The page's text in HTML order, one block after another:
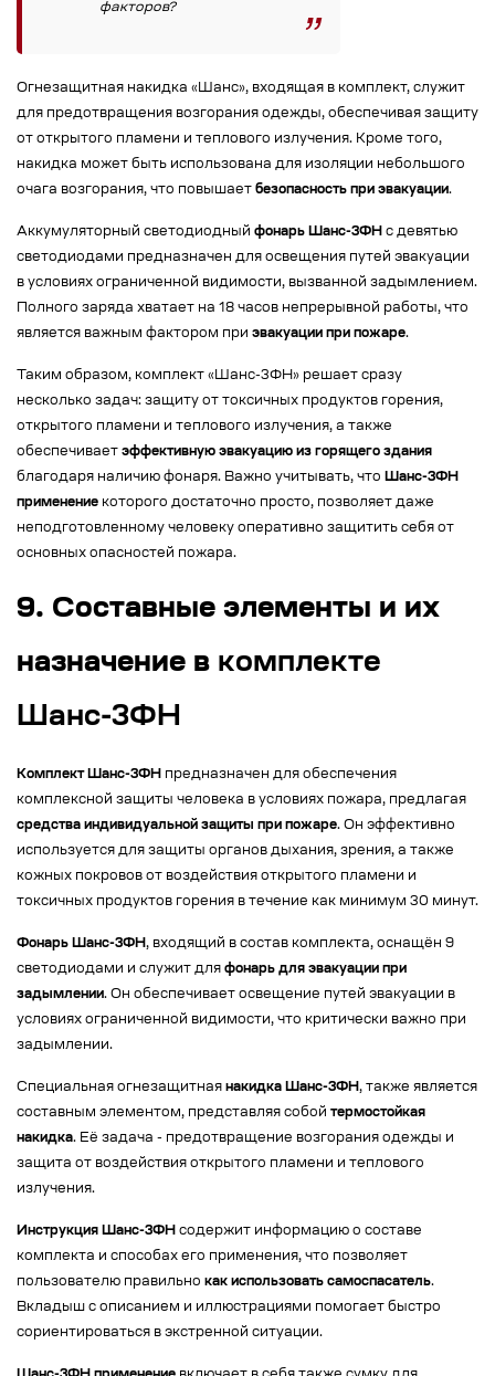
факторов?
Огнезащитная накидка «Шанс», входящая в комплект, служит
для предотвращения возгорания одежды, обеспечивая защиту
от открытого пламени и теплового излучения. Кроме того,
накидка может быть использована для изоляции небольшого
очага возгорания, что повышает безопасность при эвакуации.
Аккумуляторный светодиодный фонарь Шанс-3ФН с девятью
светодиодами предназначен для освещения путей эвакуации
в условиях ограниченной видимости, вызванной задымлением.
Полного заряда хватает на 18 часов непрерывной работы, что
является важным фактором при эвакуации при пожаре.
Таким образом, комплект «Шанс-3ФН» решает сразу
несколько задач: защиту от токсичных продуктов горения,
открытого пламени и теплового излучения, а также
обеспечивает эффективную эвакуацию из горящего здания
благодаря наличию фонаря. Важно учитывать, что Шанс-3ФН
применение которого достаточно просто, позволяет даже
неподготовленному человеку оперативно защитить себя от
основных опасностей пожара.
9. Составные элементы и их
назначение в комплекте
Шанс-3ФН
Комплект Шанс-3ФН предназначен для обеспечения
комплексной защиты человека в условиях пожара, предлагая
средства индивидуальной защиты при пожаре. Он эффективно
используется для защиты органов дыхания, зрения, а также
кожных покровов от воздействия открытого пламени и
токсичных продуктов горения в течение как минимум 30 минут.
Фонарь Шанс-3ФН, входящий в состав комплекта, оснащён 9
светодиодами и служит для фонарь для эвакуации при
задымлении. Он обеспечивает освещение путей эвакуации в
условиях ограниченной видимости, что критически важно при
задымлении.
Специальная огнезащитная накидка Шанс-3ФН, также является
составным элементом, представляя собой термостойкая
накидка. Её задача - предотвращение возгорания одежды и
защита от воздействия открытого пламени и теплового
излучения.
Инструкция Шанс-3ФН содержит информацию о составе
комплекта и способах его применения, что позволяет
пользователю правильно как использовать самоспасатель.
Вкладыш с описанием и иллюстрациями помогает быстро
сориентироваться в экстренной ситуации.